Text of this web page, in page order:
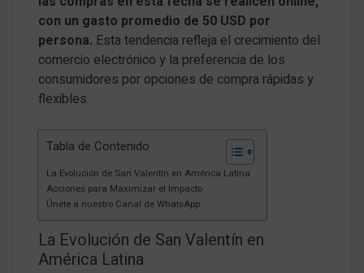
con un gasto promedio de 50 USD por
persona. Esta tendencia refleja el crecimiento del
comercio electrónico y la preferencia de los
consumidores por opciones de compra rápidas y
flexibles.
Tabla de Contenido
La Evolución de San Valentín en América Latina
Acciones para Maximizar el Impacto
Únete a nuestro Canal de WhatsApp
La Evolución de San Valentín en
América Latina